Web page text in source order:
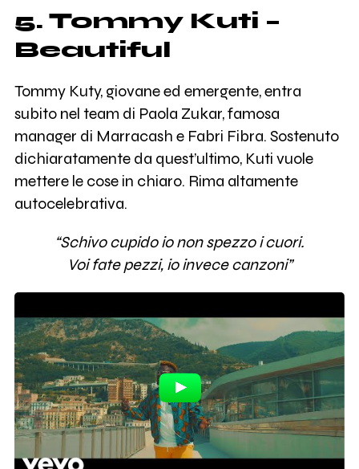
5. Tommy Kuti –
Beautiful
Tommy Kuty, giovane ed emergente, entra
subito nel team di Paola Zukar, famosa
manager di Marracash e Fabri Fibra. Sostenuto
dichiaratamente da quest’ultimo, Kuti vuole
mettere le cose in chiaro. Rima altamente
autocelebrativa.
“Schivo cupido io non spezzo i cuori.
Voi fate pezzi, io invece canzoni”